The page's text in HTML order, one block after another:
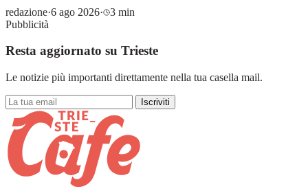
redazione·6 ago 2026·
3 min
Pubblicità
Resta aggiornato su Trieste
Le notizie più importanti direttamente nella tua casella mail.
Iscriviti